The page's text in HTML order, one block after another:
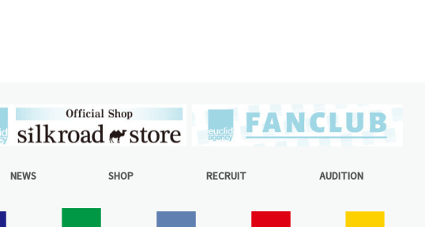
NEWS SHOP RECRUIT AUDITION